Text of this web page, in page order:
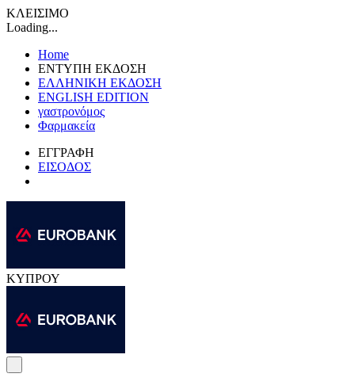
ΚΛΕΙΣΙΜΟ
Loading...
Home
ΕΝΤΥΠΗ ΕΚΔΟΣΗ
ΕΛΛΗΝΙΚΗ ΕΚΔΟΣΗ
ENGLISH EDITION
γαστρονόμος
Φαρμακεία
ΕΓΓΡΑΦΗ
ΕΙΣΟΔΟΣ
ΚΥΠΡΟΥ